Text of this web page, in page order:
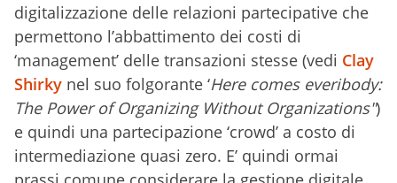
digitalizzazione delle relazioni partecipative che
permettono l’abbattimento dei costi di
‘management’ delle transazioni stesse (vedi Clay
Shirky nel suo folgorante ‘Here comes everibody:
The Power of Organizing Without Organizations")
e quindi una partecipazione ‘crowd’ a costo di
intermediazione quasi zero. E’ quindi ormai